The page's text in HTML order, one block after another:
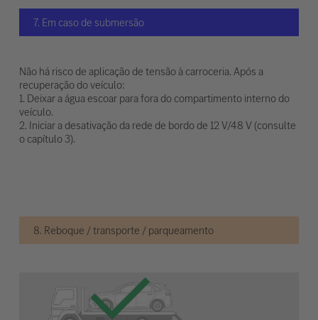
7. Em caso de submersão
Não há risco de aplicação de tensão à carroceria. Após a
recuperação do veículo:
1. Deixar a água escoar para fora do compartimento interno do
veículo.
2. Iniciar a desativação da rede de bordo de 12 V/48 V (consulte
o capítulo 3).
8. Reboque / transporte / parqueamento